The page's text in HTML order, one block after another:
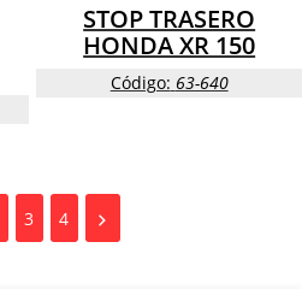
STOP TRASERO
HONDA XR 150
Código: 63-640
3 4